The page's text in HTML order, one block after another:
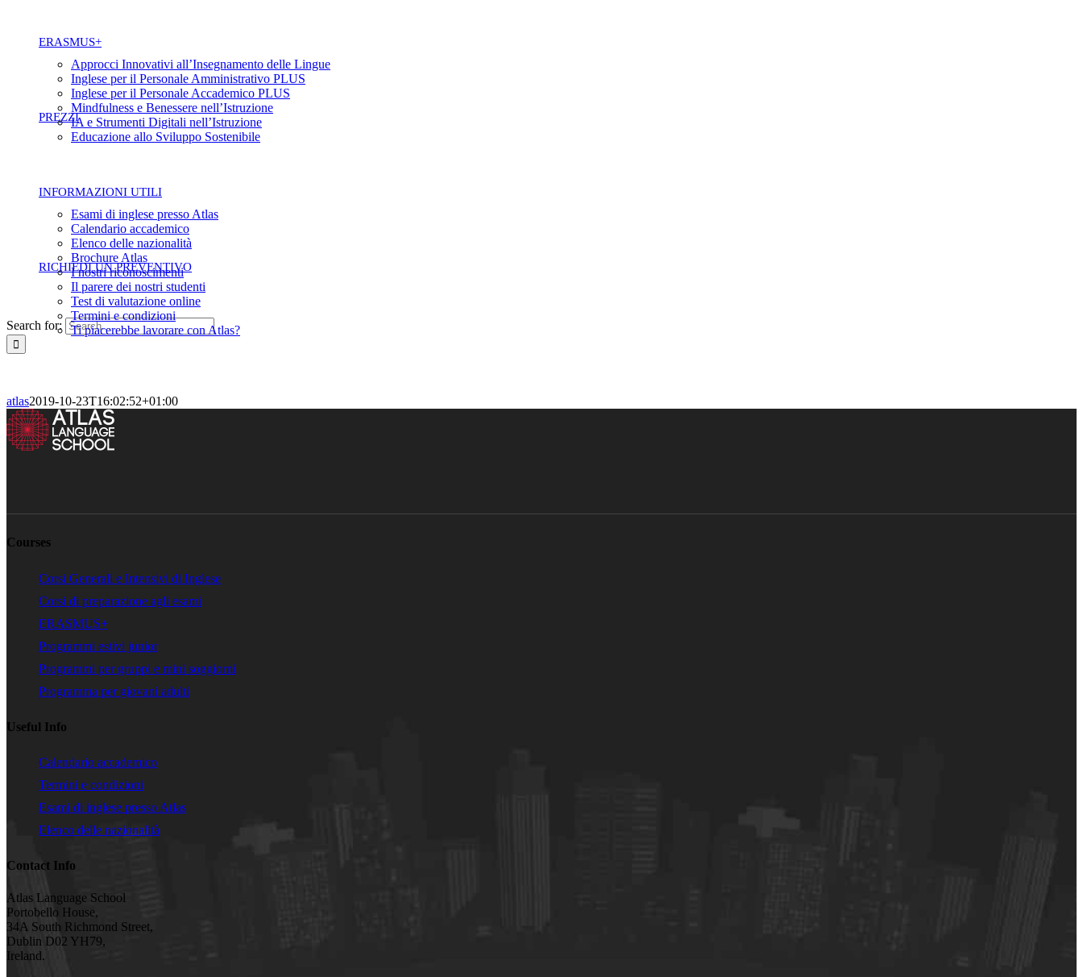
ERASMUS+
Approcci Innovativi all’Insegnamento delle Lingue
Inglese per il Personale Amministrativo PLUS
Inglese per il Personale Accademico PLUS
Mindfulness e Benessere nell’Istruzione
IA e Strumenti Digitali nell’Istruzione
Educazione allo Sviluppo Sostenibile
PREZZI
INFORMAZIONI UTILI
Esami di inglese presso Atlas
Calendario accademico
Elenco delle nazionalità
Brochure Atlas
I nostri riconoscimenti
Il parere dei nostri studenti
Test di valutazione online
Termini e condizioni
Ti piacerebbe lavorare con Atlas?
RICHIEDI UN PREVENTIVO
Search for:
atlas2019-10-23T16:02:52+01:00
Courses
Corsi Generali e Intensivi di Inglese
Corsi di preparazione agli esami
ERASMUS+
Programmi estivi junior
Programmi per gruppi e mini soggiorni
Programma per giovani adulti
Useful Info
Calendario accademico
Termini e condizioni
Esami di inglese presso Atlas
Elenco delle nazionalità
Contact Info
Atlas Language School
Portobello House,
34A South Richmond Street,
Dublin D02 YH79,
Ireland.